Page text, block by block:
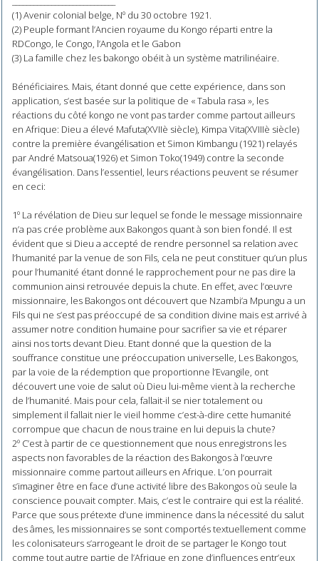
(1) Avenir colonial belge, Nº du 30 octobre 1921.
(2) Peuple formant l’Ancien royaume du Kongo réparti entre la
RDCongo, le Congo, l’Angola et le Gabon
(3) La famille chez les bakongo obéit à un système matrilinéaire.
Bénéficiaires. Mais, étant donné que cette expérience, dans son
application, s’est basée sur la politique de « Tabula rasa », les
réactions du côté kongo ne vont pas tarder comme partout ailleurs
en Afrique: Dieu a élevé Mafuta(XVIIè siècle), Kimpa Vita(XVIIIè siècle)
contre la première évangélisation et Simon Kimbangu (1921) relayés
par André Matsoua(1926) et Simon Toko(1949) contre la seconde
évangélisation. Dans l’essentiel, leurs réactions peuvent se résumer
en ceci:
1º La révélation de Dieu sur lequel se fonde le message missionnaire
n’a pas crée problème aux Bakongos quant à son bien fondé. Il est
évident que si Dieu a accepté de rendre personnel sa relation avec
l’humanité par la venue de son Fils, cela ne peut constituer qu’un plus
pour l’humanité étant donné le rapprochement pour ne pas dire la
communion ainsi retrouvée depuis la chute. En effet, avec l’œuvre
missionnaire, les Bakongos ont découvert que Nzambi’a Mpungu a un
Fils qui ne s’est pas préoccupé de sa condition divine mais est arrivé à
assumer notre condition humaine pour sacrifier sa vie et réparer
ainsi nos torts devant Dieu. Etant donné que la question de la
souffrance constitue une préoccupation universelle, Les Bakongos,
par la voie de la rédemption que proportionne l’Evangile, ont
découvert une voie de salut où Dieu lui-même vient à la recherche
de l’humanité. Mais pour cela, fallait-il se nier totalement ou
simplement il fallait nier le vieil homme c’est-à-dire cette humanité
corrompue que chacun de nous traine en lui depuis la chute?
2º C’est à partir de ce questionnement que nous enregistrons les
aspects non favorables de la réaction des Bakongos à l’œuvre
missionnaire comme partout ailleurs en Afrique. L’on pourrait
s’imaginer être en face d’une activité libre des Bakongos où seule la
conscience pouvait compter. Mais, c’est le contraire qui est la réalité.
Parce que sous prétexte d’une imminence dans la nécessité du salut
des âmes, les missionnaires se sont comportés textuellement comme
les colonisateurs s’arrogeant le droit de se partager le Kongo tout
comme tout autre partie de l’Afrique en zone d’influences entr’eux